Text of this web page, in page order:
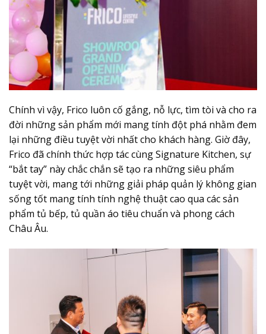
Chính vì vậy, Frico luôn cố gắng, nỗ lực, tìm tòi và cho ra
đời những sản phẩm mới mang tính đột phá nhằm đem
lại những điều tuyệt vời nhất cho khách hàng. Giờ đây,
Frico đã chính thức hợp tác cùng Signature Kitchen, sự
“bắt tay” này chắc chắn sẽ tạo ra những siêu phẩm
tuyệt vời, mang tới những giải pháp quản lý không gian
sống tốt mang tính tính nghệ thuật cao qua các sản
phẩm tủ bếp, tủ quần áo tiêu chuẩn và phong cách
Châu Âu.